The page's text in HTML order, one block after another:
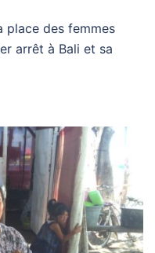
place des femmes
arrêt à Bali et sa